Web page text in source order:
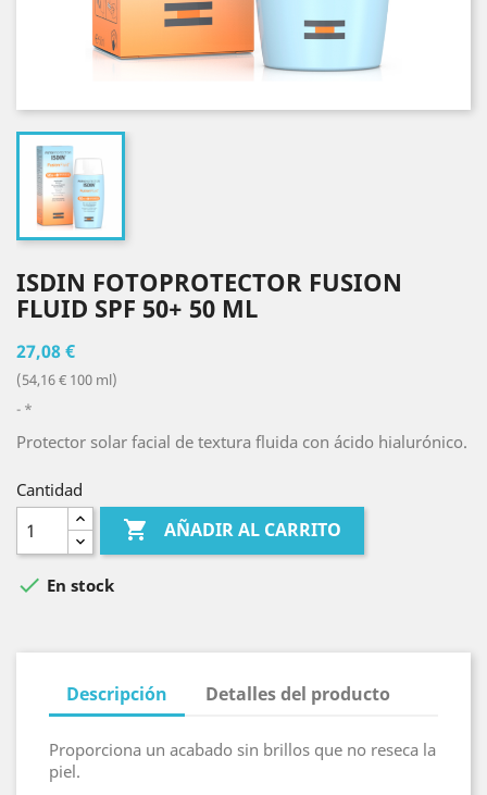
ISDIN FOTOPROTECTOR FUSION
FLUID SPF 50+ 50 ML
27,08 €
(54,16 € 100 ml)
*
Protector solar facial de textura fluida con ácido hialurónico.
Cantidad
 AÑADIR AL CARRITO
 En stock
Descripción Detalles del producto
Proporciona un acabado sin brillos que no reseca la
piel.